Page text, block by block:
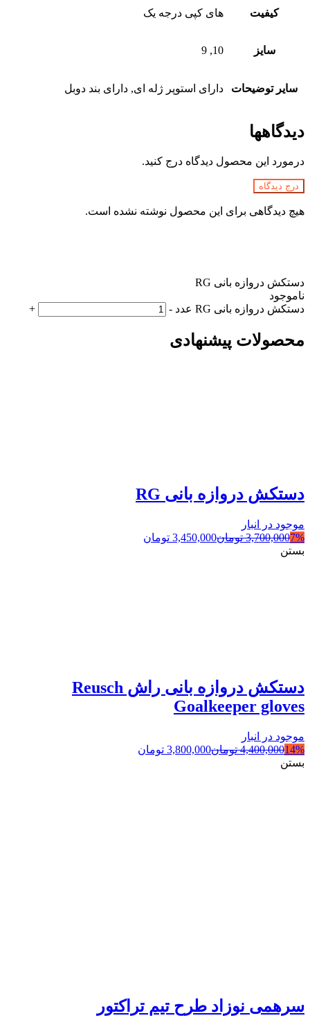
کیفیت های کپی درجه یک
سایز 10, 9
سایر توضیحات دارای استوپر ژله ای, دارای بند دوبل
دیدگاهها
درمورد این محصول دیدگاه درج کنید.
درج دیدگاه
هیچ دیدگاهی برای این محصول نوشته نشده است.
دستکش دروازه بانی RG
ناموجود
دستکش دروازه بانی RG عدد
-
+
محصولات پیشنهادی
دستکش دروازه بانی RG
موجود در انبار
7%
3,700,000 تومان3,450,000 تومان
بستن
دستکش دروازه بانی راش Reusch
Goalkeeper gloves
موجود در انبار
14%
4,400,000 تومان3,800,000 تومان
بستن
سرهمی نوزاد طرح تیم تراکتور